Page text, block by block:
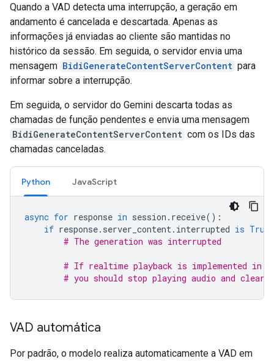
Quando a VAD detecta uma interrupção, a geração em
andamento é cancelada e descartada. Apenas as
informações já enviadas ao cliente são mantidas no
histórico da sessão. Em seguida, o servidor envia uma
mensagem BidiGenerateContentServerContent para
informar sobre a interrupção.
Em seguida, o servidor do Gemini descarta todas as
chamadas de função pendentes e envia uma mensagem
BidiGenerateContentServerContent com os IDs das
chamadas canceladas.
Python JavaScript
async for response in session . receive():
if response. server_content. interrupted is True
# The generation was interrupted
# If realtime playback is implemented in
# you should stop playing audio and clear
VAD automática
Por padrão, o modelo realiza automaticamente a VAD em